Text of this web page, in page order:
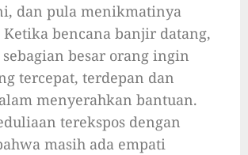
dan pula menikmatinya
bencana banjir datang,
sebagian besar orang ingin
tercepat, terdepan dan
menyerahkan bantuan.
terekspos dengan
masih ada empati